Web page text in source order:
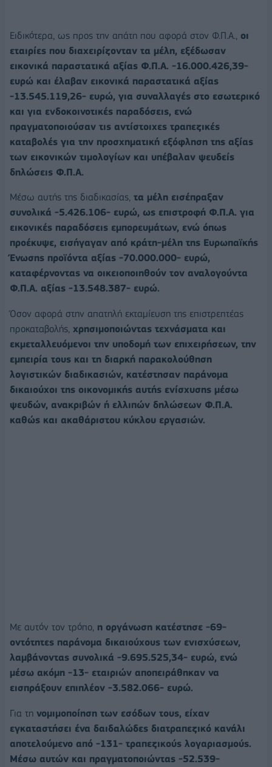
Ειδικότερα, ως προς την απάτη που αφορά στον Φ.Π.Α., οι
εταιρίες που διαχειρίζονταν τα μέλη, εξέδωσαν
εικονικά παραστατικά αξίας Φ.Π.Α. -16.000.426,39-
ευρώ και έλαβαν εικονικά παραστατικά αξίας
-13.545.119,26- ευρώ, για συναλλαγές στο εσωτερικό
και για ενδοκοινοτικές παραδόσεις, ενώ
πραγματοποιούσαν τις αντίστοιχες τραπεζικές
καταβολές για την προσχηματική εξόφληση της αξίας
των εικονικών τιμολογίων και υπέβαλαν ψευδείς
δηλώσεις Φ.Π.Α.
Μέσω αυτής της διαδικασίας, τα μέλη εισέπραξαν
συνολικά -5.426.106- ευρώ, ως επιστροφή Φ.Π.Α. για
εικονικές παραδόσεις εμπορευμάτων, ενώ όπως
προέκυψε, εισήγαγαν από κράτη-μέλη της Ευρωπαϊκής
Ένωσης προϊόντα αξίας -70.000.000- ευρώ,
καταφέρνοντας να οικειοποιηθούν τον αναλογούντα
Φ.Π.Α. αξίας -13.548.387- ευρώ.
Όσον αφορά στην απατηλή εκταμίευση της επιστρεπτέας
προκαταβολής, χρησιμοποιώντας τεχνάσματα και
εκμεταλλευόμενοι την υποδομή των επιχειρήσεων, την
εμπειρία τους και τη διαρκή παρακολούθηση
λογιστικών διαδικασιών, κατέστησαν παράνομα
δικαιούχοι της οικονομικής αυτής ενίσχυσης μέσω
ψευδών, ανακριβών ή ελλιπών δηλώσεων Φ.Π.Α.
καθώς και ακαθάριστου κύκλου εργασιών.
Με αυτόν τον τρόπο, η οργάνωση κατέστησε -69-
οντότητες παράνομα δικαιούχους των ενισχύσεων,
λαμβάνοντας συνολικά -9.695.525,34- ευρώ, ενώ
μέσω ακόμη -13- εταιριών αποπειράθηκαν να
εισπράξουν επιπλέον -3.582.066- ευρώ.
Για τη νομιμοποίηση των εσόδων τους, είχαν
εγκαταστήσει ένα δαιδαλώδες διατραπεζικό κανάλι
αποτελούμενο από -131- τραπεζικούς λογαριασμούς.
Μέσω αυτών και πραγματοποιώντας -52.539-